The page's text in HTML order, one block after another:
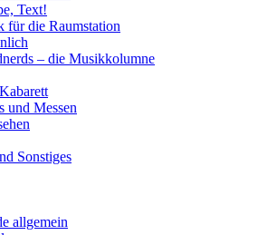
Text!
für die Raumstation
– die Musikkolumne
und Messen
Sonstiges
allgemein